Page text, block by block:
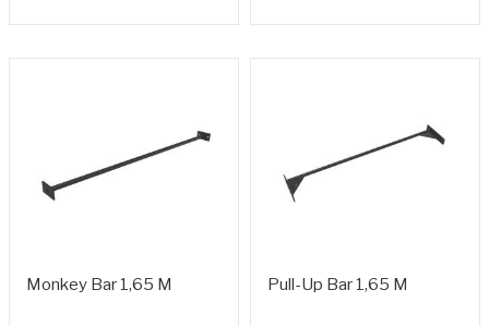
Monkey Bar 1,65 M Pull-Up Bar 1,65 M